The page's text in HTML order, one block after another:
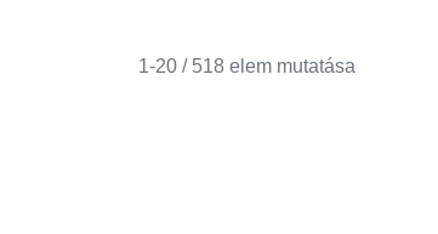
1-20 / 518 elem mutatása